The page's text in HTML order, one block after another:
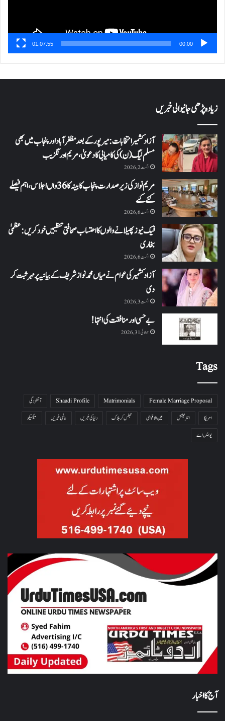
00:00
01:07:55
زیادہ پڑھی جانیوالی خبریں
آزاد کشمیر انتخابات: میرپور کے بعد مظفرآباد اور پنجاب میں بھی
مسلم لیگ (ن) کی کامیابی کا دعویٰ، مریم اورنگزیب
اگست 2, 2026
مریم نواز کی زیر صدارت پنجاب کابینہ کا 36واں اجلاس،اہم فیصلے
کئے گئے
اگست 6, 2026
فیک نیوز پھیلانے والوں کا احتساب صحافتی تنظیمیں خود کریں: عظمیٰ
بخاری
اگست 6, 2026
آزاد کشمیر کی عوام نے میاں محمد نواز شریف کے بیانیہ پر مہر ثبت کر
دی
اگست 3, 2026
بے حسی اور منافقت کی انتہا !
جولائی 31, 2026
Tags
Female Marriage Proposal
Matrimonials
Shaadi Profile
آتشزدگی
امریکا
انٹرنیشنل بین الاقوامی جھلس کر ہلاک دنیا کی خبریں عالمی خبریں
میکسیکو
یو ایس اے
آج کا اخبار